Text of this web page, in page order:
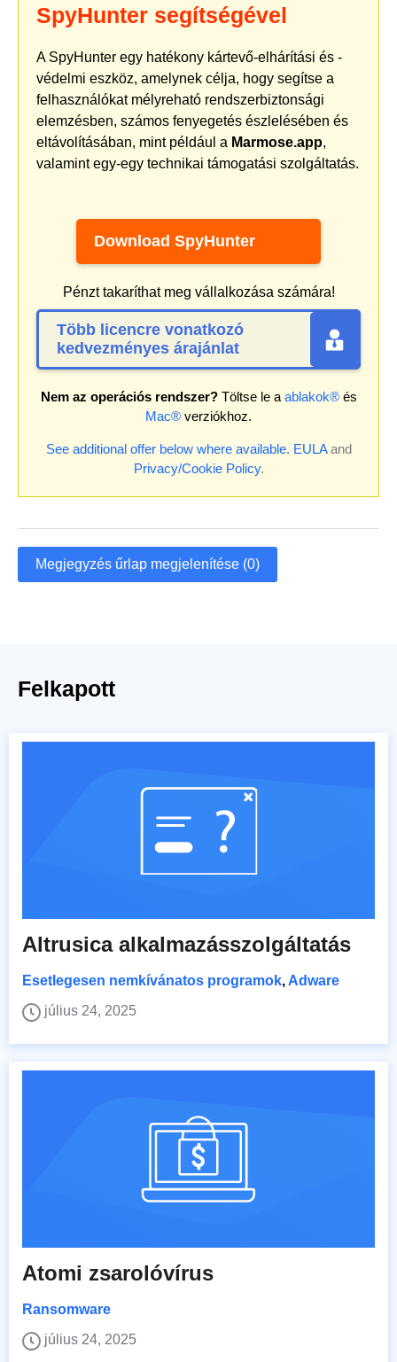
SpyHunter segítségével
A SpyHunter egy hatékony kártevő-elhárítási és -
védelmi eszköz, amelynek célja, hogy segítse a
felhasználókat mélyreható rendszerbiztonsági
elemzésben, számos fenyegetés észlelésében és
eltávolításában, mint például a Marmose.app,
valamint egy-egy technikai támogatási szolgáltatás.
Download SpyHunter
Pénzt takaríthat meg vállalkozása számára!
Több licencre vonatkozó
kedvezményes árajánlat
Nem az operációs rendszer?Töltse le a ablakok®és
Mac® verziókhoz.
See additional offer below where available. EULAand
Privacy/Cookie Policy.
Megjegyzés űrlap megjelenítése (0)
Felkapott
Altrusica alkalmazásszolgáltatás
Esetlegesen nemkívánatos programok, Adware
július 24, 2025
Atomi zsarolóvírus
Ransomware
július 24, 2025